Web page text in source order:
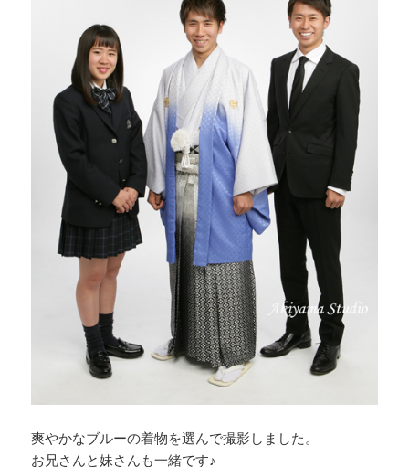
爽やかなブルーの着物を選んで撮影しました。
お兄さんと妹さんも一緒です♪